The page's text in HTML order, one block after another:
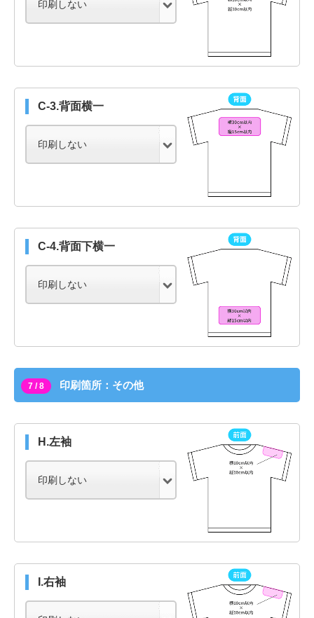
C-3.背面横一
C-4.背面下横一
7 / 8 印刷箇所：その他
H.左袖
I.右袖